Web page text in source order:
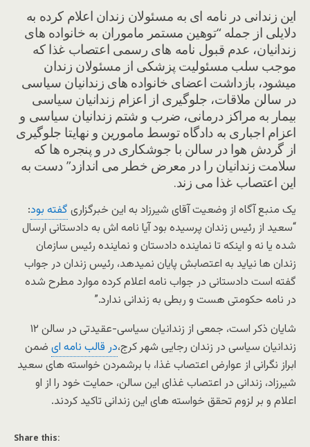
این زندانی در نامه ای به مسئولان زندان اعلام کرده به
دلایلی از جمله “توهین مستمر ماموران به خانواده های
زندانیان، عدم قبول نامه های رسمی اعتصاب غذا که
موجب سلب مسئولیت پزشکی از مسئولان زندان
میشود، بازداشت اعضای خانواده های زندانیان سیاسی
در سالن ملاقات، جلوگیری از اعزام زندانیان سیاسی
بیمار به مراکز درمانی، ضرب و شتم زندانیان سیاسی و
اعزام اجباری به دادگاه توسط مامورین و نهایتا جلوگیری
از گردش هوا در سالن با جوشکاری در و پنجره ها که
سلامت زندانیان را در معرض خطر می اندازد” دست به
این اعتصاب غذا می زند.
یک منبع آگاه از وضعیت آقای شیرزاد به این خبرگزاری گفته بود:
“سعید از رئیس زندان پرسیده بود آیا نامه اش به دادستانی ارسال
شده یا نه و اینکه تا نماینده دادستان و نماینده رئیس سازمان
زندان ها نیاید به اعتصابش پایان نمیدهد، رئیس زندان در جواب
گفته است دادستانی در جواب نامه اعلام کرده موارد مطرح شده
در نامه حکومتی هست و ربطی به زندانی ندارد.”
شایان ذکر است، جمعی از زندانیان سیاسی-عقیدتی در سالن ۱۲
زندانیان سیاسی در زندان رجایی شهر کرج،در قالب نامه ای ضمن
ابراز نگرانی از عوارض اعتصاب غذا، با برشمردن خواسته های سعید
شیرزاد، زندانی در اعتصاب غذای این سالن، حمایت خود را از او
اعلام و بر لزوم تحقق خواسته های این زندانی تاکید کردند.
Share this: